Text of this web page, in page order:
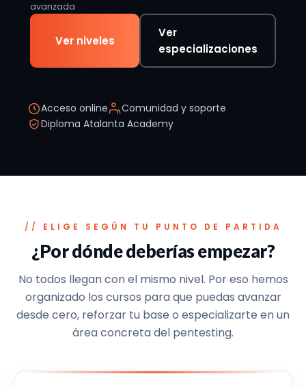
avanzada
Ver niveles
Ver
especializaciones
Acceso online
Comunidad y soporte
Diploma Atalanta Academy
ELIGE SEGÚN TU PUNTO DE PARTIDA
¿Por dónde deberías empezar?
No todos llegan con el mismo nivel. Por eso hemos
organizado los cursos para que puedas avanzar
desde cero, reforzar tu base o especializarte en un
área concreta del pentesting.